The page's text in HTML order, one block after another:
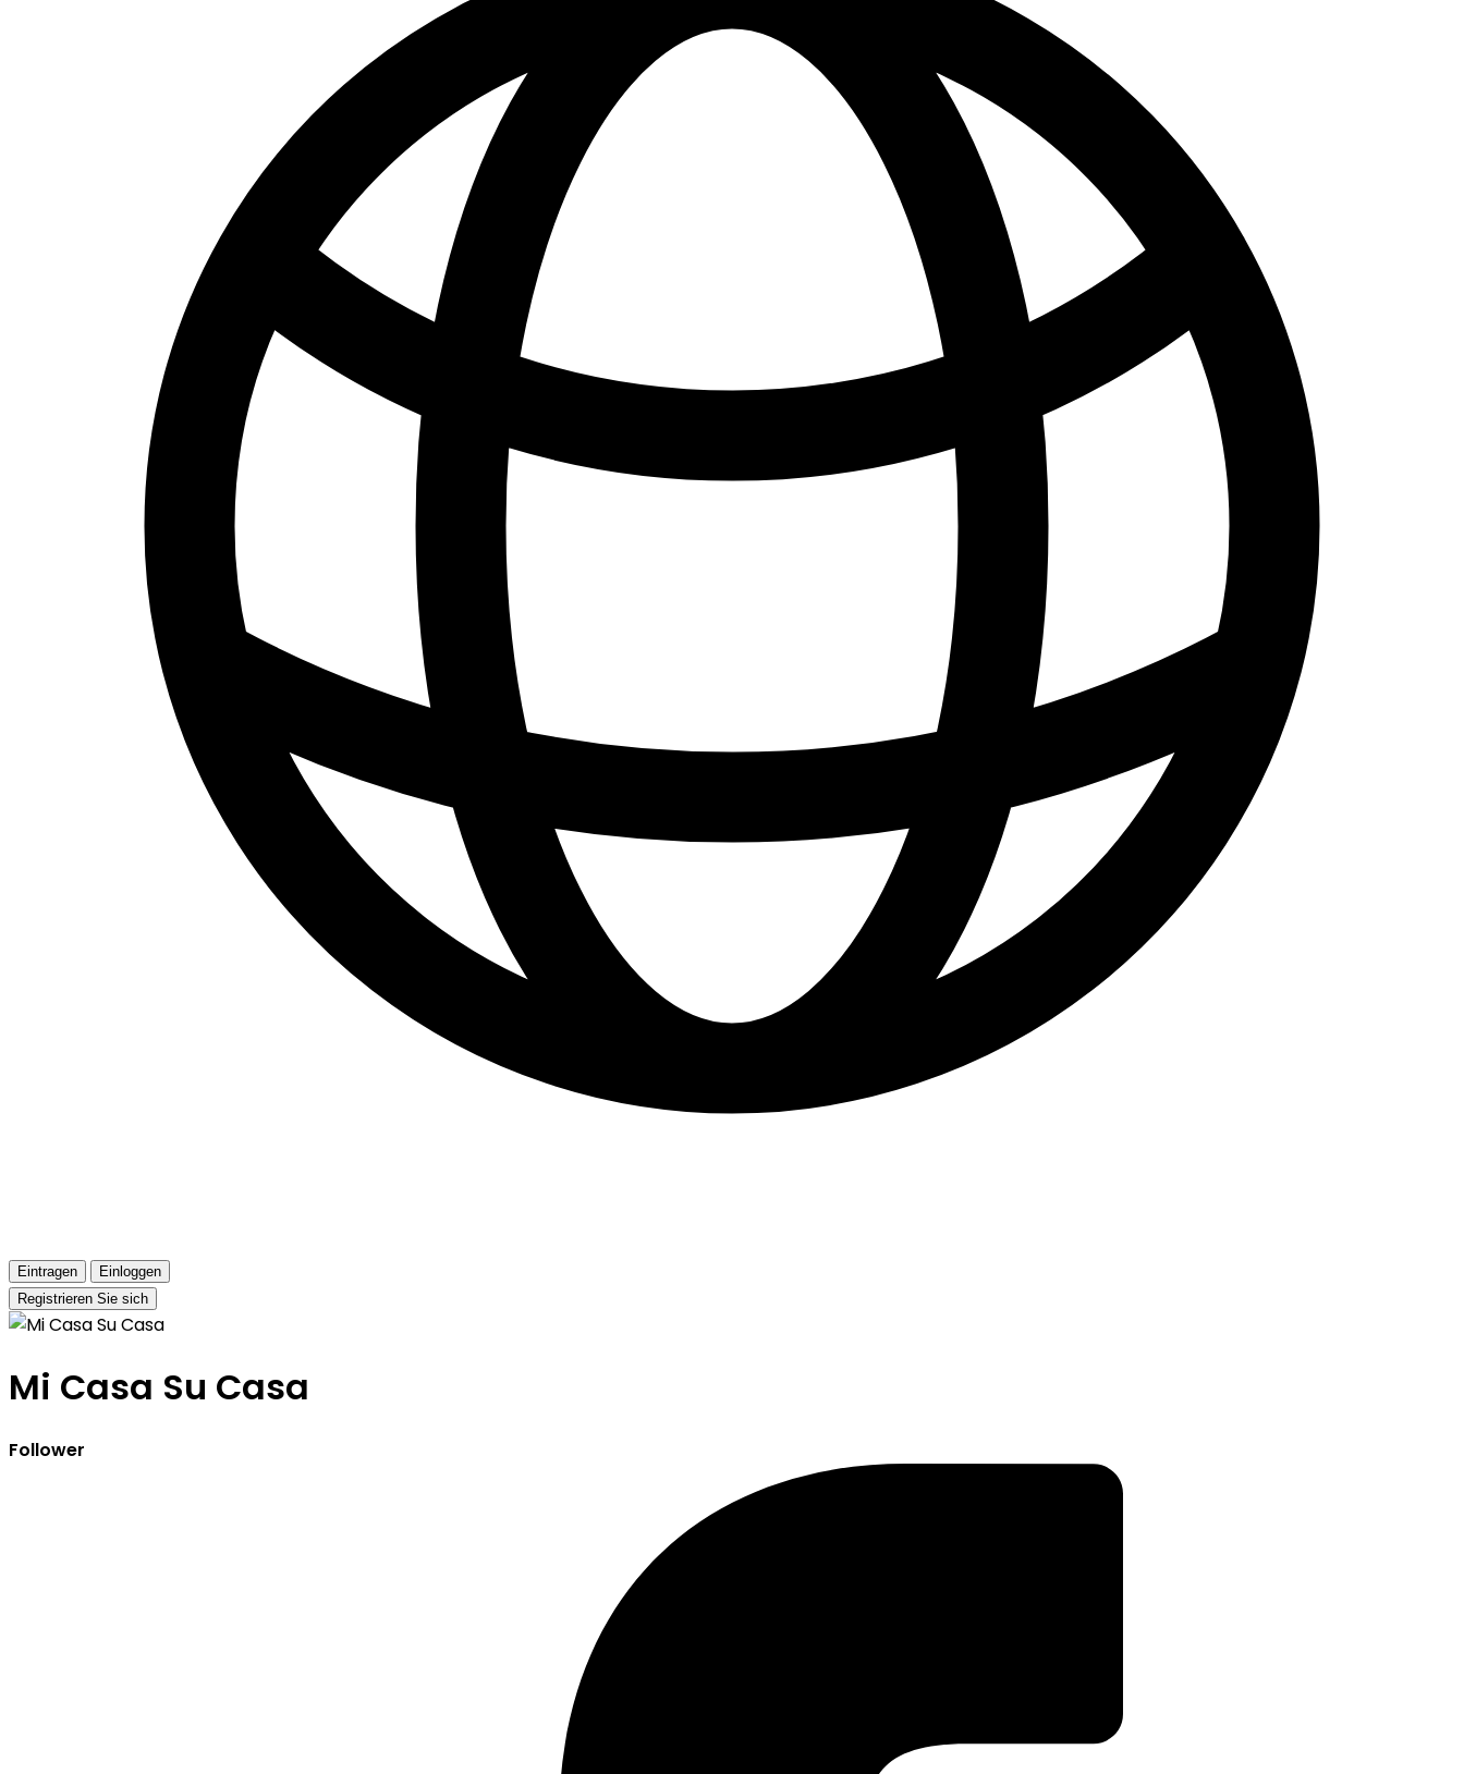
Eintragen
Einloggen
Registrieren Sie sich
Mi Casa Su Casa
Follower